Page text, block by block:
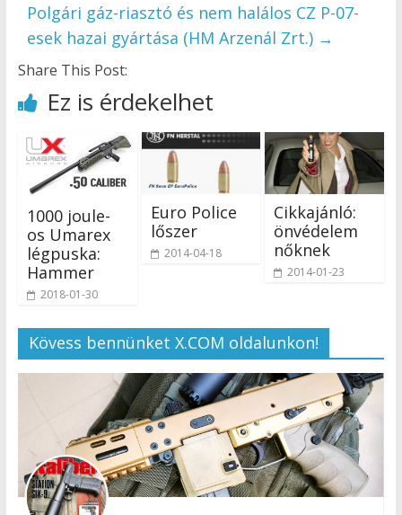
Polgári gáz-riasztó és nem halálos CZ P-07-
esek hazai gyártása (HM Arzenál Zrt.) →
Share This Post:
Ez is érdekelhet
1000 joule-
os Umarex
légpuska:
Hammer
2018-01-30
Euro Police
lőszer
2014-04-18
Cikkajánló:
önvédelem
nőknek
2014-01-23
Kövess bennünket X.COM oldalunkon!